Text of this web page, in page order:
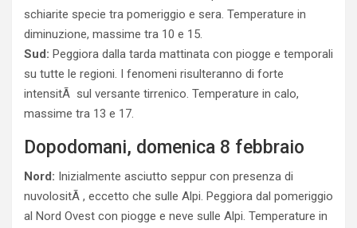
schiarite specie tra pomeriggio e sera. Temperature in
diminuzione, massime tra 10 e 15.
Sud: Peggiora dalla tarda mattinata con piogge e temporali
su tutte le regioni. I fenomeni risulteranno di forte
intensitÃ sul versante tirrenico. Temperature in calo,
massime tra 13 e 17.
Dopodomani, domenica 8 febbraio
Nord: Inizialmente asciutto seppur con presenza di
nuvolositÃ , eccetto che sulle Alpi. Peggiora dal pomeriggio
al Nord Ovest con piogge e neve sulle Alpi. Temperature in